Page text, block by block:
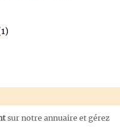
sur notre annuaire et gérez